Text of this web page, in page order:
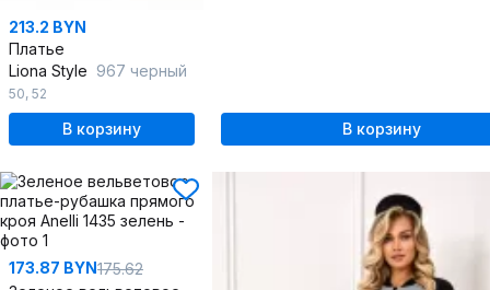
213.2 BYN
Платье
Liona Style 967 черный
50, 52
В корзину В корзину
173.87 BYN175.62